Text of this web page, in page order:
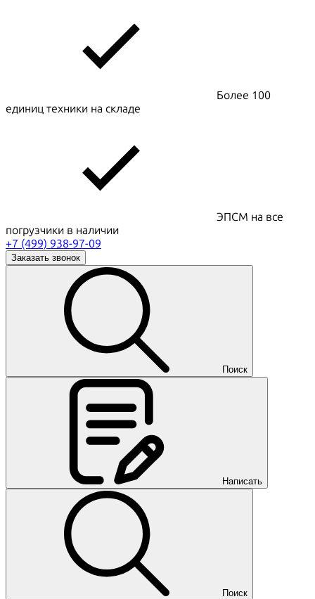
Более 100
единиц техники на складе
ЭПСМ на все
погрузчики в наличии
+7 (499) 938-97-09
Заказать звонок
Поиск
Написать
Поиск